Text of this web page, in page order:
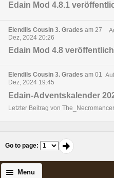
Edain Mod 4.8.1
Elendils Cousin 3. Grades am 27
Dez, 2024 20:26
Edain Mod 4.8
Elendils Cousin 3. Grades am 01
Dez, 2024 19:45
Edain-Adventskalender
Letzter Beitrag von
Go to page:
Menu